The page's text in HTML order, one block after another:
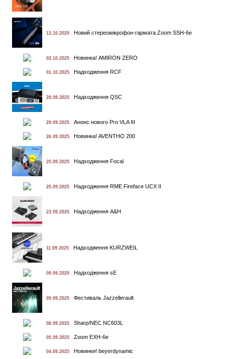
13.10.2025 Новий стереомікрофон-гармата Zoom SSH-6e
03.10.2025 Новинка! AMIRON ZERO
01.10.2025 Надходження RCF
29.09.2025 Надходження QSC
29.09.2025 Анонс нового Pro VLA III
26.09.2025 Новинка! AVENTHO 200
25.09.2025 Надходження Focal
25.09.2025 Надходження RME Fireface UCX II
23.09.2025 Надходження A&H
11.09.2025 Надходження KURZWEIL
09.09.2025 Надходження sE
09.09.2025 Фестиваль Jazzellerault
08.09.2025 Sharp/NEC NC603L
05.09.2025 Zoom EXH-6e
04.09.2025 Новинки! beyerdynamic